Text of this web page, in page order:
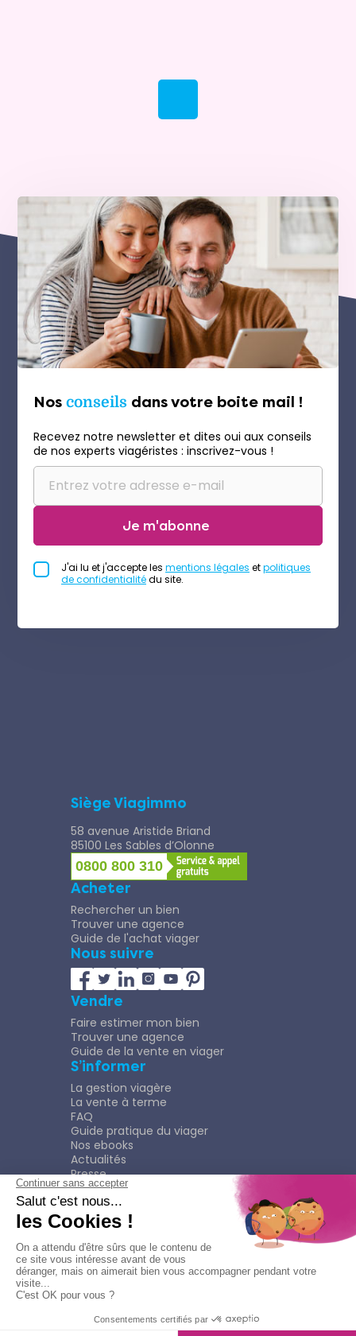
Nos conseils dans votre boite mail !
Recevez notre newsletter et dites oui aux conseils
de nos experts viagéristes : inscrivez-vous !
Je m'abonne
J'ai lu et j'accepte les mentions légales etpolitiques
de confidentialitédu site.
Siège Viagimmo
58 avenue Aristide Briand
85100 Les Sables d’Olonne
0800 800 310
Acheter
Rechercher un bien
Trouver une agence
Guide de l'achat viager
Nous suivre
Vendre
Faire estimer mon bien
Trouver une agence
Guide de la vente en viager
S’informer
La gestion viagère
La vente à terme
FAQ
Guide pratique du viager
Nos ebooks
Actualités
Presse
Rejoindre le Réseau
Nous rejoindre
Plaquette
Confidentialité
Plan du site
Mentions légales
Politique de confidentialité